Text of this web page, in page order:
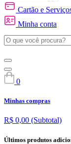
Cartão e
Minha conta
0
Minhas compras
R$ 0,00 (Subtotal)
Últimos produtos